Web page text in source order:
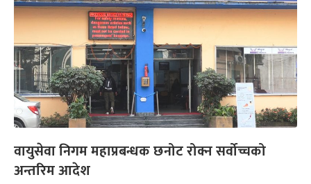
वायुसेवा निगम महाप्रबन्धक छनोट रोक्न सर्वोच्चको
अन्तरिम आदेश